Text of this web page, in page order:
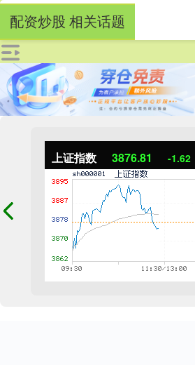
上证指数 3876.95 -1.48
配资炒股 相关话题